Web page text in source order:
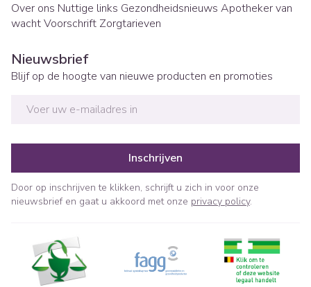
Over ons Nuttige links Gezondheidsnieuws Apotheker van
wachtVoorschrift Zorgtarieven
Nieuwsbrief
Blijf op de hoogte van nieuwe producten en promoties
Inschrijven
Door op inschrijven te klikken, schrijft u zich in voor onze
nieuwsbrief en gaat u akkoord met onze privacy policy.